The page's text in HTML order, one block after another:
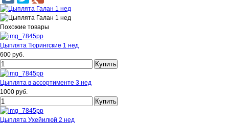
Похожие товары
Цыплята Тюрингские 1 нед
600 руб.
Цыплята в ассортименте 3 нед
1000 руб.
Цыплята Ухейилюй 2 нед